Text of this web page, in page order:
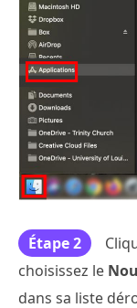
Étape 2
choisissez le
dans sa liste